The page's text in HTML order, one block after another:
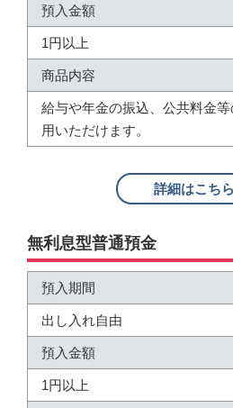
預入金額
1円以上
商品内容
給与や年金の振込、公共料金
用いただけます。
詳細はこちら
無利息型普通預金
預入期間
出し入れ自由
預入金額
1円以上